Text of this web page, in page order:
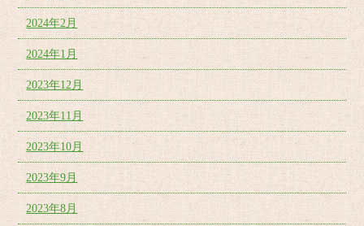
2024年2月
2024年1月
2023年12月
2023年11月
2023年10月
2023年9月
2023年8月